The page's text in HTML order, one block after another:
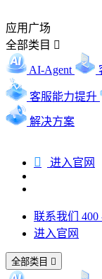
应用广场
全部类目 
AI-Agent
客服能力提升
解决方案
 进入官网
联系我们 400
进入官网
全部类目 